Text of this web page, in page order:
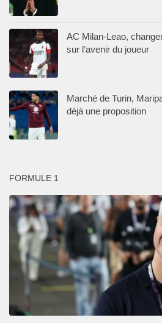
AC Milan-Leao,
sur l’avenir du joueur
Marché de Turin,
déjà une proposition
FORMULE 1